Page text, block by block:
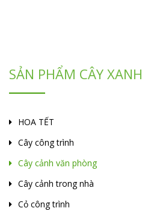
SẢN PHẨM CÂY XANH
HOA TẾT
Cây công trình
Cây cảnh văn phòng
Cây cảnh trong nhà
Cỏ công trình